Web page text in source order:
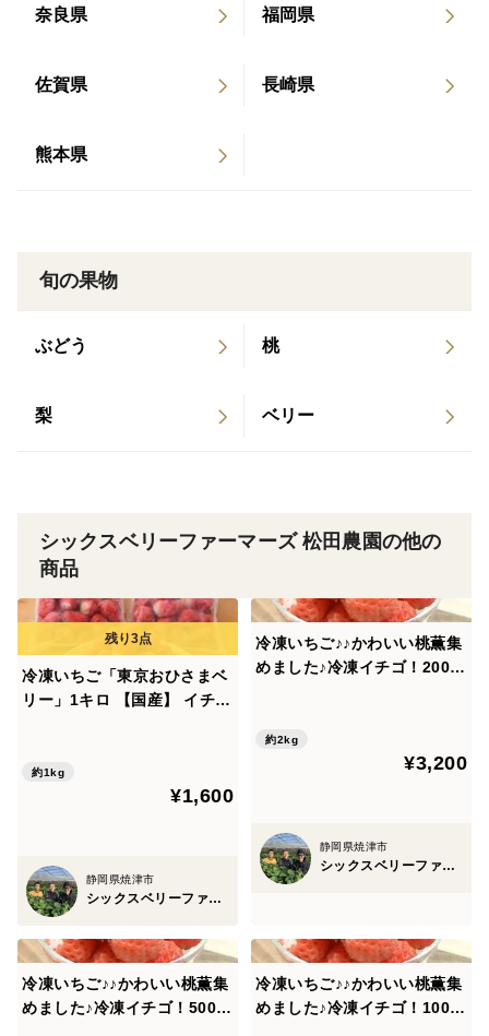
奈良県 福岡県
佐賀県 長崎県
熊本県
旬の果物
ぶどう 桃
梨 ベリー
シックスベリーファーマーズ 松田農園の他の
商品
冷凍いちご「東京おひさまベ
リー」1キロ 【国産】 イチゴ
ジャム 【ご希望の方にはバー
スデーカード同封します♪】
約1kg
¥1,600
静岡県焼津市
シックスベリーファーマーズ 松田農園
冷凍いちご♪♪かわいい桃薫集
めました♪冷凍イチゴ！2000
希望の方にはバースデーカー
約2kg
¥3,200
静岡県焼津市
シックスベリーファーマーズ 松田農園
冷凍いちご♪♪かわいい桃薫集
めました♪冷凍イチゴ！5000
冷凍いちご♪♪かわいい桃薫集
めました♪冷凍イチゴ！1000